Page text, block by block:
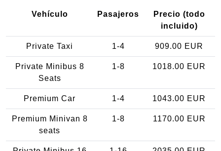
Vehículo Pasajeros
Precio (todo
incluido)
Private Taxi 1-4 909.00 EUR
Private Minibus 8
Seats
1-8 1018.00 EUR
Premium Car 1-4 1043.00 EUR
Premium Minivan 8
seats
1-8 1170.00 EUR